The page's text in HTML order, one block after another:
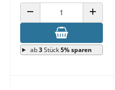
ANZAHL VERRINGERN
ab3Stück5% sparen